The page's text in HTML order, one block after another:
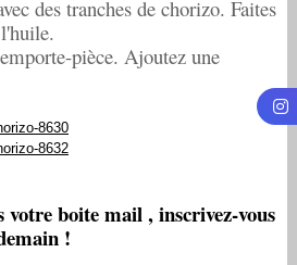
des tranches de chorizo. Faites
pièce. Ajoutez une
votre boite mail , inscrivez-vous
!